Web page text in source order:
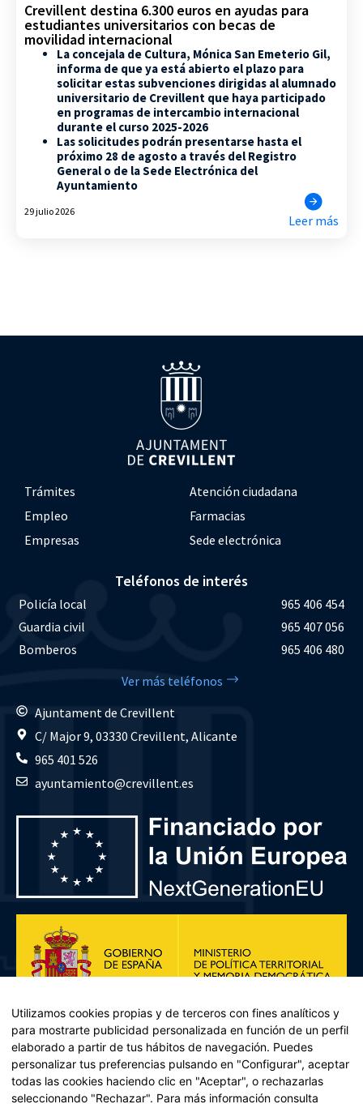
Crevillent destina 6.300 euros en ayudas para
estudiantes universitarios con becas de
movilidad internacional
La concejala de Cultura, Mónica San Emeterio Gil,
informa de que ya está abierto el plazo para
solicitar estas subvenciones dirigidas al alumnado
universitario de Crevillent que haya participado
en programas de intercambio internacional
durante el curso 2025-2026
Las solicitudes podrán presentarse hasta el
próximo 28 de agosto a través del Registro
General o de la Sede Electrónica del
Ayuntamiento
29 julio 2026
Leer más
Trámites
Atención ciudadana
Empleo
Farmacias
Empresas
Sede electrónica
Teléfonos de interés
Policía local
965 406 454
Guardia civil
965 407 056
Bomberos
965 406 480
Ver más teléfonos
Ajuntament de Crevillent
C/ Major 9, 03330 Crevillent, Alicante
965 401 526
ayuntamiento@crevillent.es
Utilizamos cookies propias y de terceros con fines analíticos y
para mostrarte publicidad personalizada en función de un perfil
elaborado a partir de tus hábitos de navegación. Puedes
personalizar tus preferencias pulsando en "Configurar", aceptar
todas las cookies haciendo clic en "Aceptar", o rechazarlas
seleccionando "Rechazar". Para más información consulta